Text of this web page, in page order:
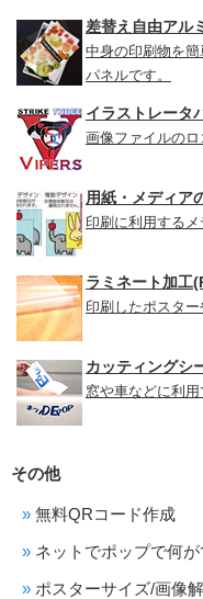
差替え自由アル
中身の印刷物を
パネルです。
イラストレータ
画像ファイルのロ
用紙・メディア
印刷に利用するメ
ラミネート加工
印刷したポスター
カッティングシ
窓や車などに利用
その他
無料QRコード作成
ネットでポップで何が
ポスターサイズ/画像